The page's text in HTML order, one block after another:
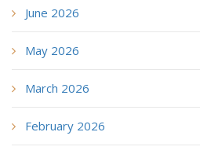
June 2026
May 2026
March 2026
February 2026